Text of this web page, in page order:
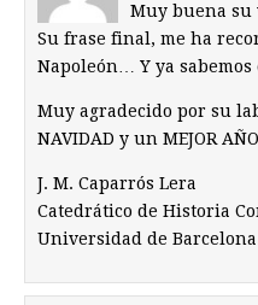
Muy buena su
Su frase final, me ha
Napoleón… Y ya sabemos
Muy agradecido por su
NAVIDAD y un MEJOR
J. M. Caparrós Lera
Catedrático de Historia
Universidad de Barcelona